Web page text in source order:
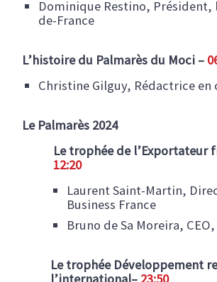
Dominique Restino​, Président,
de-France​
L’histoire du Palmarès du Moci –
Christine Gilguy, Rédactrice en
Le Palmarès 2024
Le trophée de l’Exportateur
12:20
Laurent Saint-Martin​,
Business France
​Bruno de Sa Moreira,
Le trophée Développement